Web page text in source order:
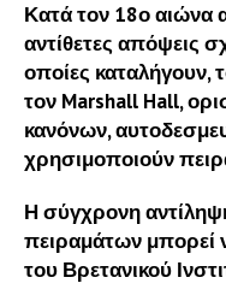
Κατά τον 18ο αιώνα
αντίθετες απόψεις
οποίες
τον Marshall Hall,
κανόνων,
χρησιμοποιούν
Η σύγχρονη
πειραμάτων μπορεί
του Βρετανικού